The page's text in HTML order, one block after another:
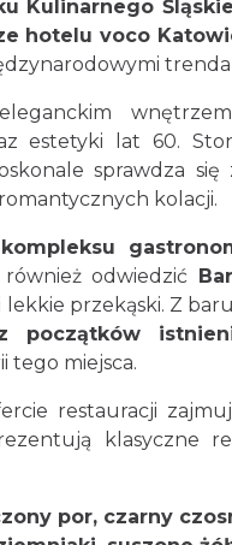
Kulinarnego
hotelu voco
estetyki lat 60.
sprawdza
kolacji.
odwiedzić
lekkie przekąski. Z
początków
tego miejsca.
restauracji
klasyczne
por, czarny